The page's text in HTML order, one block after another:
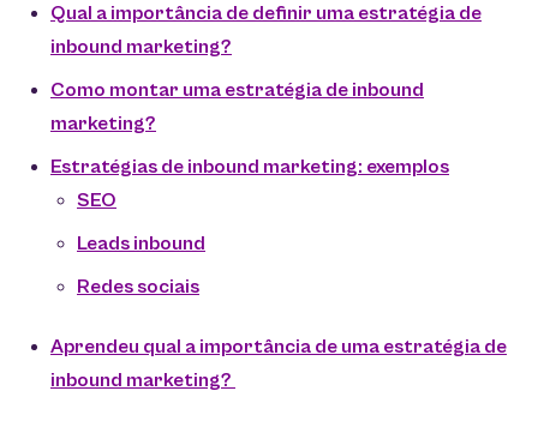
Qual a importância de definir uma estratégia de
inbound marketing?
Como montar uma estratégia de inbound
marketing?
Estratégias de inbound marketing: exemplos
SEO
Leads inbound
Redes sociais
Aprendeu qual a importância de uma estratégia de
inbound marketing?